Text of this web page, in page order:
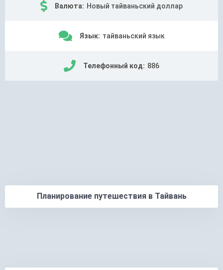
Валюта: Новый тайваньский доллар
Язык: тайваньский язык
Телефонный код: 886
Планирование путешествия в Тайвань